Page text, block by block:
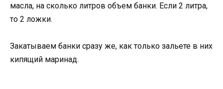
масла, на сколько литров объем банки. Если 2 литра,
то 2 ложки.
Закатываем банки сразу же, как только зальете в них
кипящий маринад.